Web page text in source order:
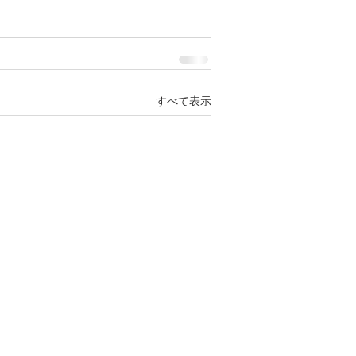
すべて表示